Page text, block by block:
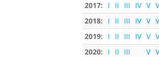
2017:
I II III IV V
2018:
I II III IV V
2019:
I II III IV V
2020:
I II III V